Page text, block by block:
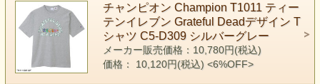
チャンピオン Champion T1011 ティー
テンイレブン Grateful Deadデザイン T
シャツ C5-D309 シルバーグレー
メーカー販売価格：10,780円(税込)
価格： 10,120円(税込) <6%OFF>